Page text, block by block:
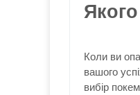
Коли ви
вашого
вибір